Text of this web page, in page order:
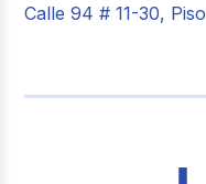
Calle 94 # 11-30,